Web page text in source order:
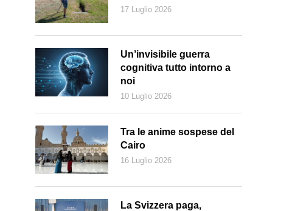
17 Luglio 2026
Un’invisibile guerra
cognitiva tutto intorno a
noi
10 Luglio 2026
Tra le anime sospese del
Cairo
16 Luglio 2026
La Svizzera paga,